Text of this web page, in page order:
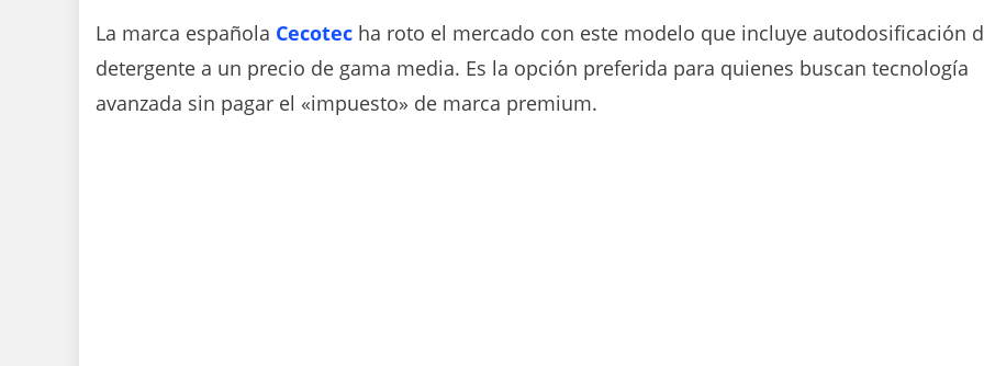
La marca española Cecotec ha roto el mercado con este modelo que incluye autodosificación
detergente a un precio de gama media. Es la opción preferida para quienes buscan tecnología
avanzada sin pagar el «impuesto» de marca premium.